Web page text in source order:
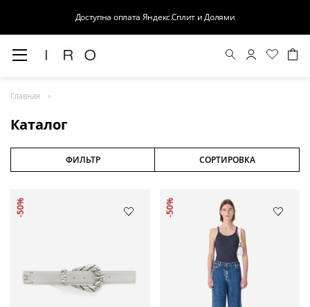
Доступна оплата Яндекс.Сплит и Долями
Главная
Каталог
Церемония
ФИЛЬТР СОРТИРОВКА
-50% -50%